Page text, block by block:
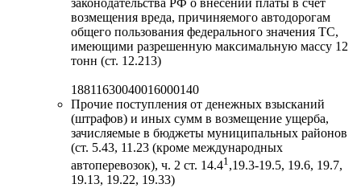
законодательства РФ о внесении платы в счет
возмещения вреда, причиняемого автодорогам
общего пользования федерального значения ТС,
имеющими разрешенную максимальную массу 12
тонн (ст. 12.213)
18811630040016000140
Прочие поступления от денежных взысканий
(штрафов) и иных сумм в возмещение ущерба,
зачисляемые в бюджеты муниципальных районов
(ст. 5.43, 11.23 (кроме международных
автоперевозок), ч. 2 ст. 14.41 ,19.3-19.5, 19.6, 19.7,
19.13, 19.22, 19.33)